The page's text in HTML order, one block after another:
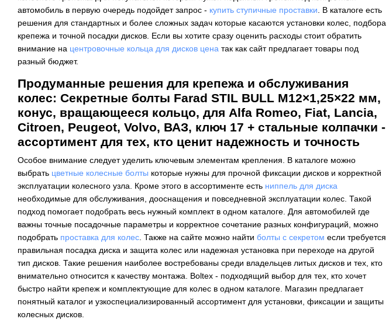
автомобиль в первую очередь подойдет запрос - купить ступичные проставки . В каталоге есть
решения для стандартных и более сложных задач которые касаются установки колес, подбора
крепежа и точной посадки дисков. Если вы хотите сразу оценить расходы стоит обратить
внимание на центровочные кольца для дисков цена так как сайт предлагает товары под
разный бюджет.
Продуманные решения для крепежа и обслуживания
колес: Секретные болты Farad STIL BULL M12×1,25×22 мм,
конус, вращающееся кольцо, для Alfa Romeo, Fiat, Lancia,
Citroen, Peugeot, Volvo, ВАЗ, ключ 17 + стальные колпачки -
ассортимент для тех, кто ценит надежность и точность
Особое внимание следует уделить ключевым элементам крепления. В каталоге можно
выбрать цветные колесные болты которые нужны для прочной фиксации дисков и корректной
эксплуатации колесного узла. Кроме этого в ассортименте есть ниппель для диска
необходимые для обслуживания, дооснащения и повседневной эксплуатации колес. Такой
подход помогает подобрать весь нужный комплект в одном каталоге. Для автомобилей где
важны точные посадочные параметры и корректное сочетание разных конфигураций, можно
подобрать проставка для колес . Также на сайте можно найти болты с секретом если требуется
правильная посадка диска и защита колес или надежная установка при переходе на другой
тип дисков. Такие решения наиболее востребованы среди владельцев литых дисков и тех, кто
внимательно относится к качеству монтажа. Boltex - подходящий выбор для тех, кто хочет
быстро найти крепеж и комплектующие для колес в одном каталоге. Магазин предлагает
понятный каталог и узкоспециализированный ассортимент для установки, фиксации и защиты
колесных дисков.